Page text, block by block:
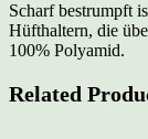
Scharf bestrumpft
Hüfthaltern, die
100% Polyamid.
Related